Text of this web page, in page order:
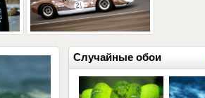
Случайные обои